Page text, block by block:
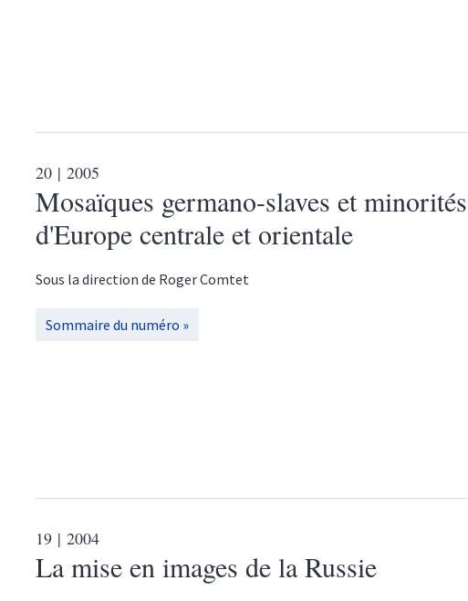
20 | 2005
Mosaïques germano-slaves et minorités
d'Europe centrale et orientale
Sous la direction de RogerComtet
Sommaire du numéro
19 | 2004
La mise en images de la Russie